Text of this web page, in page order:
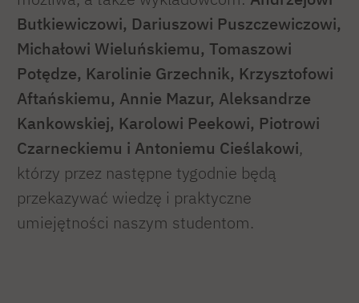
Butkiewiczowi, Dariuszowi Puszczewiczowi,
Michałowi Wieluńskiemu, Tomaszowi
Potędze, Karolinie Grzechnik, Krzysztofowi
Aftańskiemu, Annie Mazur, Aleksandrze
Kankowskiej, Karolowi Peekowi, Piotrowi
Czarneckiemu i Antoniemu Cieślakowi,
którzy przez następne tygodnie będą
przekazywać wiedzę i praktyczne
umiejętności naszym studentom.